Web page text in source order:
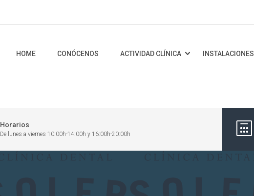
HOME CONÓCENOS ACTIVIDAD CLÍNICA INSTALACIONES
Horarios
De lunes a viernes 10:00h-14:00h y 16:00h-20:00h